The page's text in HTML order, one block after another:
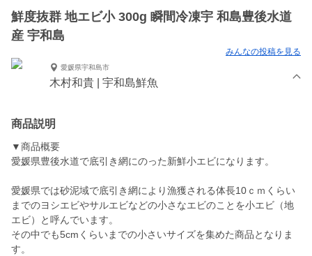
鮮度抜群 地エビ小 300g 瞬間冷凍宇 和島豊後水道
産 宇和島
みんなの投稿を見る
愛媛県宇和島市
木村和貴 | 宇和島鮮魚
商品説明
▼商品概要
愛媛県豊後水道で底引き網にのった新鮮小エビになります。
愛媛県では砂泥域で底引き網により漁獲される体長10ｃｍくらい
までのヨシエビやサルエビなどの小さなエビのことを小エビ（地
エビ）と呼んでいます。
その中でも5cmくらいまでの小さいサイズを集めた商品となりま
す。